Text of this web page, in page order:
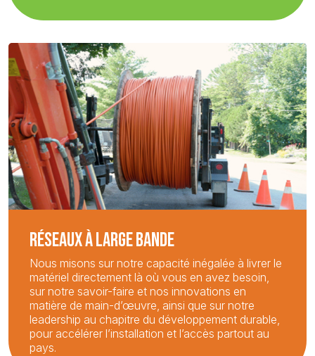
RÉSEAUX À LARGE BANDE
Nous misons sur notre capacité inégalée à livrer le
matériel directement là où vous en avez besoin,
sur notre savoir-faire et nos innovations en
matière de main-d’œuvre, ainsi que sur notre
leadership au chapitre du développement durable,
pour accélérer l’installation et l’accès partout au
pays.